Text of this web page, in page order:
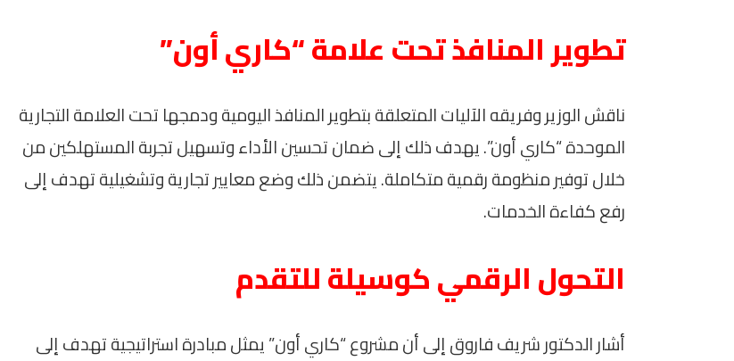
تطوير المنافذ تحت علامة “كاري أون”
ناقش الوزير وفريقه الآليات المتعلقة بتطوير المنافذ اليومية ودمجها تحت العلامة التجارية
الموحدة “كاري أون”. يهدف ذلك إلى ضمان تحسين الأداء وتسهيل تجربة المستهلكين من
خلال توفير منظومة رقمية متكاملة. يتضمن ذلك وضع معايير تجارية وتشغيلية تهدف إلى
رفع كفاءة الخدمات.
التحول الرقمي كوسيلة للتقدم
أشار الدكتور شريف فاروق إلى أن مشروع “كاري أون” يمثل مبادرة استراتيجية تهدف إلى